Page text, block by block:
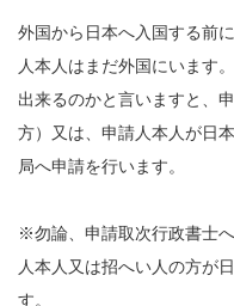
外国から日本へ入国する前
人本人はまだ外国にいます
出来るのかと言いますと、
方）又は、申請人本人が日
局へ申請を行います。
※勿論、申請取次行政書士
人本人又は招へい人の方が
す。